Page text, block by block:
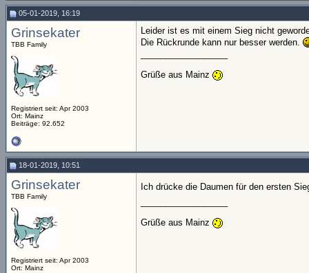
05-01-2019, 16:19
Grinsekater
TBB Family
Registriert seit: Apr 2003
Ort: Mainz
Beiträge: 92.652
Leider ist es mit einem Sieg nicht
Die Rückrunde kann nur besser werden.
Grüße aus Mainz
18-01-2019, 10:51
Grinsekater
TBB Family
Registriert seit: Apr 2003
Ort: Mainz
Ich drücke die Daumen für den ersten
Grüße aus Mainz